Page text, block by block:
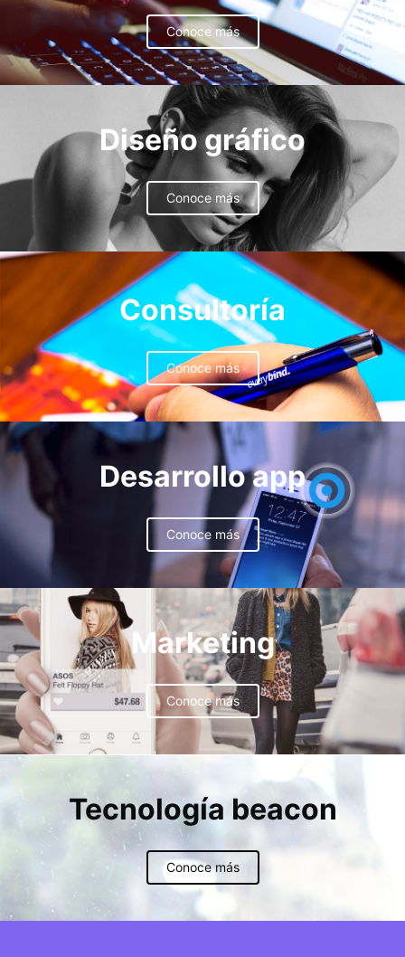
Conoce más
Diseño gráfico
Conoce más
Consultoría
Conoce más
Desarrollo app
Conoce más
Marketing
Conoce más
Tecnología beacon
Conoce más